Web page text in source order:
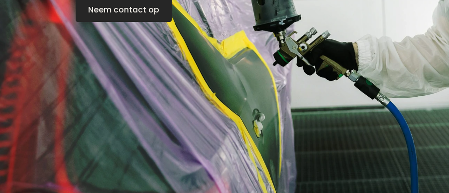
Neem contact op
Carrosserie Vermant
Uw geluk bij een ongeluk